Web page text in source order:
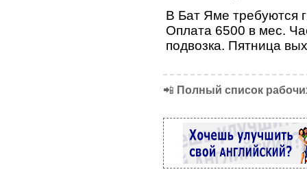
В Бат Яме требуются
Оплата 6500 в мес.
подвозка. Пятница
📲 Полный список